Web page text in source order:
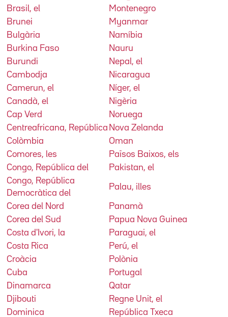
Brasil, el
Montenegro
Brunei
Myanmar
Bulgària
Namíbia
Burkina Faso
Nauru
Burundi
Nepal, el
Cambodja
Nicaragua
Camerun, el
Níger, el
Canadà, el
Nigèria
Cap Verd
Noruega
Centreafricana, República Nova Zelanda
Colòmbia
Oman
Comores, les
Països Baixos, els
Congo, República del
Pakistan, el
Congo, República
Democràtica del
Palau, illes
Corea del Nord
Panamà
Corea del Sud
Papua Nova Guinea
Costa d'Ivori, la
Paraguai, el
Costa Rica
Perú, el
Croàcia
Polònia
Cuba
Portugal
Dinamarca
Qatar
Djibouti
Regne Unit, el
Dominica
República Txeca